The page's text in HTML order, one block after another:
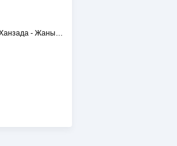
Абдижаппар Алкожа, Мухтар Ханзада - Жаным сол